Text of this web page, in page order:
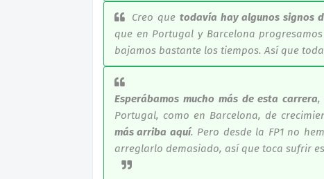
Creo que todavía hay algunos signos
que en Portugal y Barcelona
bajamos bastante los tiempos. Así que
Esperábamos mucho más de esta carrera,
Portugal, como en Barcelona, de
más arriba aquí. Pero desde la FP1 no
arreglarlo demasiado, así que toca sufrir